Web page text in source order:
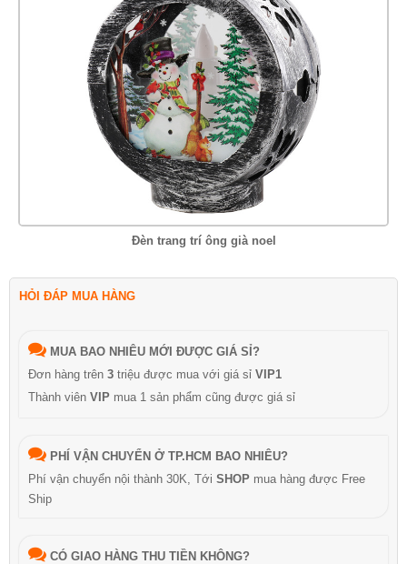
Đèn trang trí ông già noel
HỎI ĐÁP MUA HÀNG
MUA BAO NHIÊU MỚI ĐƯỢC GIÁ SỈ?
Đơn hàng trên 3 triệu được mua với giá sỉ VIP1
Thành viên VIP mua 1 sản phẩm cũng được giá sỉ
PHÍ VẬN CHUYỂN Ở TP.HCM BAO NHIÊU?
Phí vận chuyển nội thành 30K, Tới SHOP mua hàng được Free
Ship
CÓ GIAO HÀNG THU TIỀN KHÔNG?